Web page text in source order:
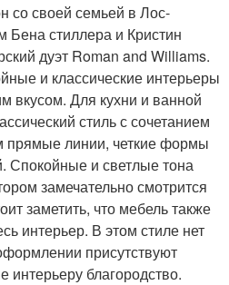
со своей семьей в Лос-
Бена стиллера и Кристин
дуэт Roman and Williams.
и классические интерьеры
вкусом. Для кухни и ванной
стиль с сочетанием
линии, четкие формы
Спокойные и светлые тона
замечательно смотрится
заметить, что мебель также
интерьер. В этом стиле нет
присутствуют
благородство.